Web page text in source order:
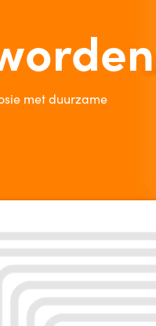
met duurzame